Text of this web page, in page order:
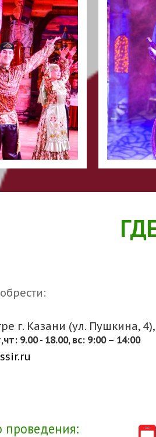
г. Казани (ул. Пушкина, 4),
9.00 - 18.00, вс: 9:00 – 14:00
проведения: